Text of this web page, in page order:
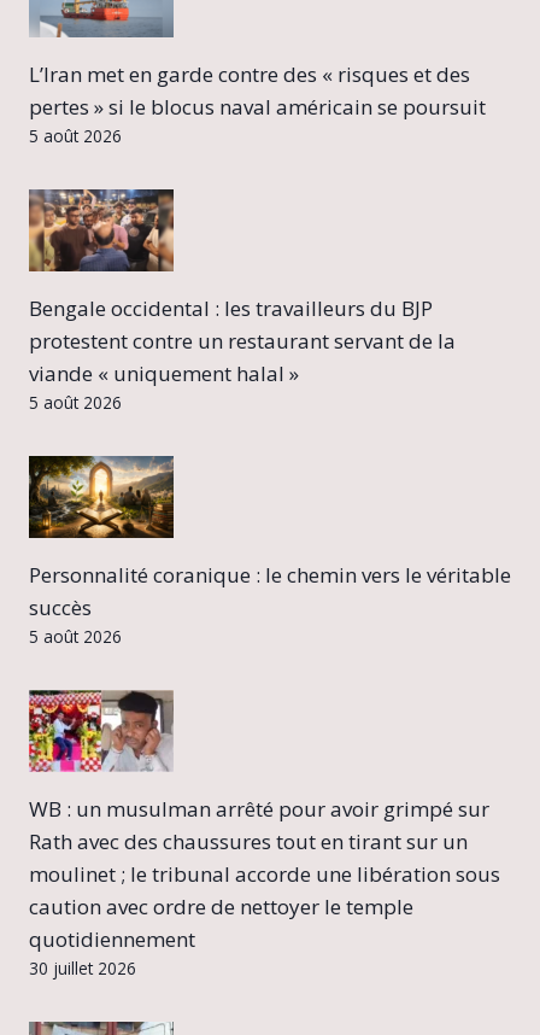
L’Iran met en garde contre des « risques et des
pertes » si le blocus naval américain se poursuit
5 août 2026
Bengale occidental : les travailleurs du BJP
protestent contre un restaurant servant de la
viande « uniquement halal »
5 août 2026
Personnalité coranique : le chemin vers le véritable
succès
5 août 2026
WB : un musulman arrêté pour avoir grimpé sur
Rath avec des chaussures tout en tirant sur un
moulinet ; le tribunal accorde une libération sous
caution avec ordre de nettoyer le temple
quotidiennement
30 juillet 2026